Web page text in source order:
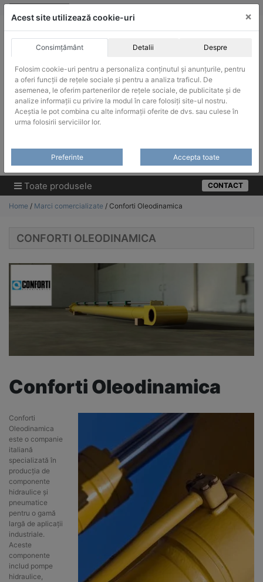
Skip
ACHIZITII PUBLICE
Produsele pot fi achizitionate si in sistemul SEAP / SICAP
Products
Toate produsele CONTACT
Home / Marci comercializate / Conforti Oleodinamica
CONFORTI OLEODINAMICA
Conforti Oleodinamica
Conforti
Oleodinamica
este o companie
italiană
specializată în
producția de
componente
hidraulice și
pneumatice
pentru o gamă
largă de aplicații
industriale.
Aceste
componente
includ pompe
hidraulice,
Acest site utilizează cookie-uri ×
Consimțământ Detalii Despre
Folosim cookie-uri pentru a personaliza conținutul și anunțurile, pentru
a oferi funcții de rețele sociale și pentru a analiza traficul. De
asemenea, le oferim partenerilor de rețele sociale, de publicitate și de
analize informații cu privire la modul în care folosiți site-ul nostru.
Aceștia le pot combina cu alte informații oferite de dvs. sau culese în
urma folosirii serviciilor lor.
Preferinte Accepta toate